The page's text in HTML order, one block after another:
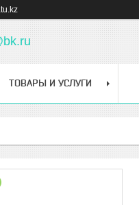
ТОВАРЫ И УСЛУГИ